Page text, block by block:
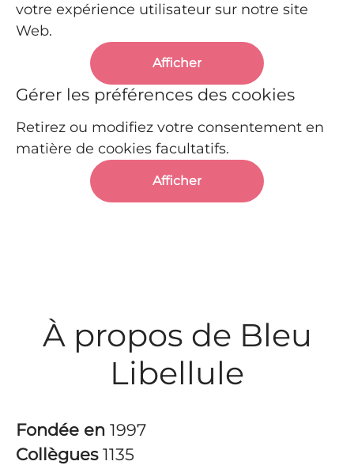
votre expérience utilisateur sur notre site
Web.
Afficher
Gérer les préférences des cookies
Retirez ou modifiez votre consentement en
matière de cookies facultatifs.
Afficher
À propos de Bleu
Libellule
Fondée en 1997
Collègues 1135